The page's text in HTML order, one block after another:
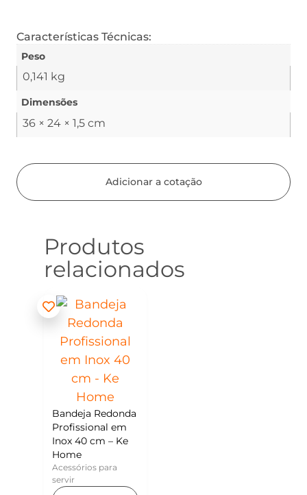
Características Técnicas:
Peso
0,141 kg
Dimensões
36 × 24 × 1,5 cm
Adicionar a cotação
Produtos
relacionados
Bandeja Redonda
Profissional em
Inox 40 cm – Ke
Home
Acessórios para
servir